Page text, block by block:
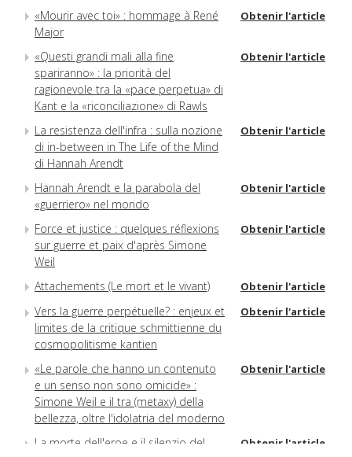
«Mourir avec toi» : hommage à René
Major
Obtenir l'article
«Questi grandi mali alla fine
spariranno» : la priorità del
ragionevole tra la «pace perpetua» di
Kant e la «riconciliazione» di Rawls
Obtenir l'article
La resistenza dell'infra : sulla nozione
di in-between in The Life of the Mind
di Hannah Arendt
Obtenir l'article
Hannah Arendt e la parabola del
«guerriero» nel mondo
Obtenir l'article
Force et justice : quelques réflexions
sur guerre et paix d'après Simone
Weil
Obtenir l'article
Attachements (Le mort et le vivant) Obtenir l'article
Vers la guerre perpétuelle? : enjeux et
limites de la critique schmittienne du
cosmopolitisme kantien
Obtenir l'article
«Le parole che hanno un contenuto
e un senso non sono omicide» :
Simone Weil e il tra (metaxy) della
bellezza, oltre l'idolatria del moderno
Obtenir l'article
La morte dell'eroe e il silenzio del
Obtenir l'article